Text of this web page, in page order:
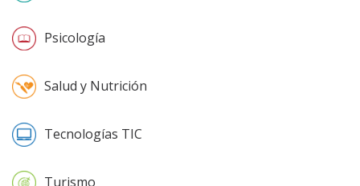
Psicología
Salud y Nutrición
Tecnologías TIC
Turismo